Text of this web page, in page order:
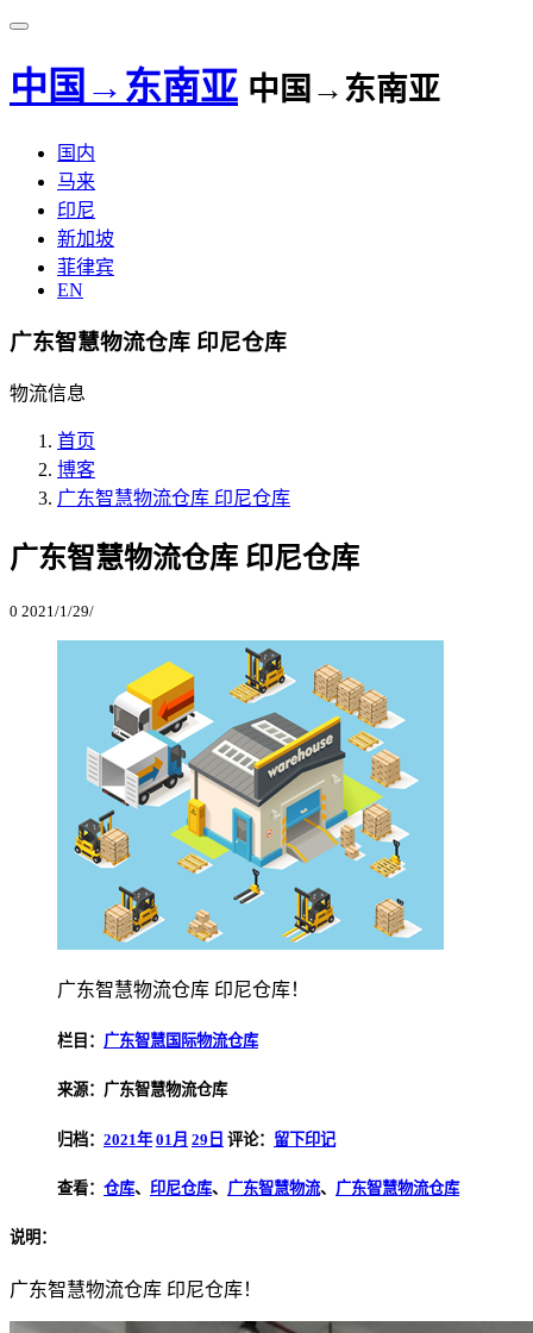
中国→东南亚 中国→东南亚
国内
马来
印尼
新加坡
菲律宾
EN
广东智慧物流仓库 印尼仓库
物流信息
首页
博客
广东智慧物流仓库 印尼仓库
广东智慧物流仓库 印尼仓库
0 2021/1/29/
广东智慧物流仓库 印尼仓库！
栏目： 广东智慧国际物流仓库
来源：广东智慧物流仓库
归档： 2021年 01月 29日 评论： 留下印记
查看： 仓库、 印尼仓库、 广东智慧物流、 广东智慧物流仓库
说明：
广东智慧物流仓库 印尼仓库！